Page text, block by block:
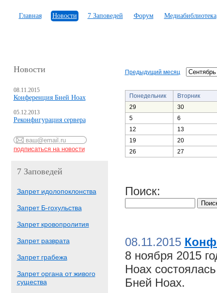
Главная Новости 7 Заповедей Форум Медиабиблиотека
Новости
08.11.2015
Конференция Бней Ноах
05.12.2013
Реконфигурация сервера
7 Заповедей
Запрет идолопоклонства
Запрет Б-гохульства
Запрет кровопролития
Запрет разврата
Запрет грабежа
Запрет органа от живого
существа
Предыдущий месяц
Понедельник
Вторник
29
30
5
6
12
13
19
20
26
27
Поиск:
08.11.2015
8 ноября 2015
Ноах
Бней Ноах.